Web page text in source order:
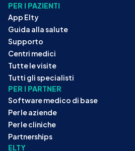
PER I PAZIENTI
App Elty
Guida alla salute
Supporto
Centri medici
Tutte le visite
Tutti gli specialisti
PER I PARTNER
Software medico di base
Per le aziende
Per le cliniche
Partnerships
ELTY